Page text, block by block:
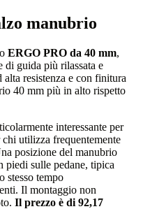
manubrio
ERGO PRO da 40 mm,
di guida più rilassata e
resistenza e con finitura
40 mm più in alto rispetto
interessante per
utilizza frequentemente
posizione del manubrio
sulle pedane, tipica
stesso tempo
Il montaggio non
Il prezzo è di 92,17